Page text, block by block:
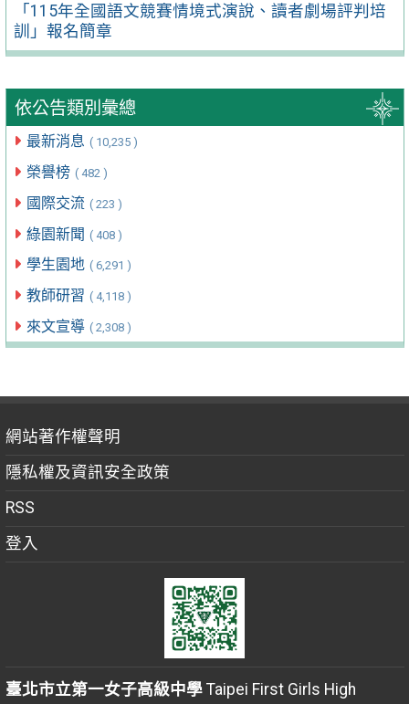
「115年全國語文競賽情境式演說、讀者劇場評判培
訓」報名簡章
依公告類別彙總
最新消息 ( 10,235 )
榮譽榜 ( 482 )
國際交流 ( 223 )
綠園新聞 ( 408 )
學生園地 ( 6,291 )
教師研習 ( 4,118 )
來文宣導 ( 2,308 )
網站著作權聲明
隱私權及資訊安全政策
RSS
登入
臺北市立第一女子高級中學Taipei First Girls High